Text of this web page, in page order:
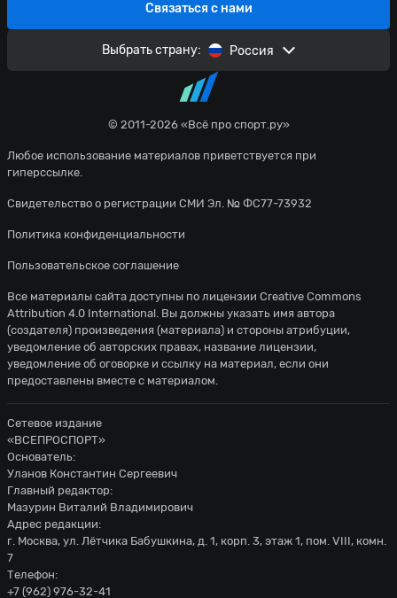
© 2011-2026 «Всё про спорт.ру»
Любое использование материалов приветствуется при
гиперссылке.
Свидетельство о регистрации СМИ Эл. № ФС77-73932
Политика конфиденциальности
Пользовательское соглашение
Связаться с нами
Выбрать страну: Россия
Все материалы сайта доступны по лицензии Creative Commons
Attribution 4.0 International. Вы должны указать имя автора
(создателя) произведения (материала) и стороны атрибуции,
уведомление об авторских правах, название лицензии,
уведомление об оговорке и ссылку на материал, если они
предоставлены вместе с материалом.
Сетевое издание
«ВСЕПРОСПОРТ»
Основатель:
Уланов Константин Сергеевич
Главный редактор:
Мазурин Виталий Владимирович
Адрес редакции:
г. Москва, ул. Лётчика Бабушкина, д. 1, корп. 3, этаж 1, пом. VIII, комн.
7
Телефон:
+7 (962) 976-32-41